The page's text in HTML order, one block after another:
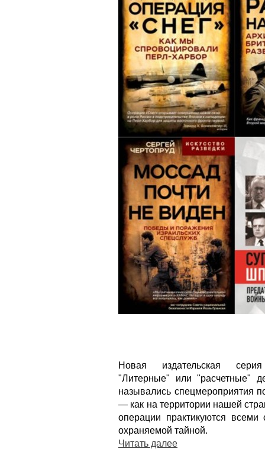
Новая издательская серия
"Литерные" или "расчетные"
назывались спецмероприятия
— как на территории нашей
операции практикуются
охраняемой тайной.
Читать далее